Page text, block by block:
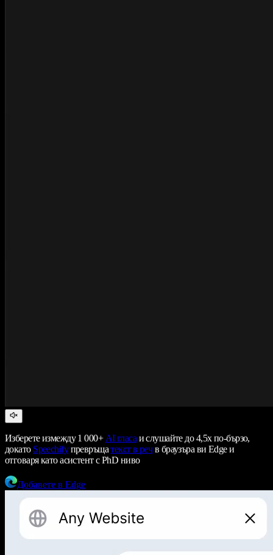
Изберете измежду 1 000+ AI гласа и слушайте до 4,5x по-бързо,
докато Speechifyпревръщатекст в речв браузъра ви Edge и
отговаря като асистент с PhD ниво
Добавете в Edge